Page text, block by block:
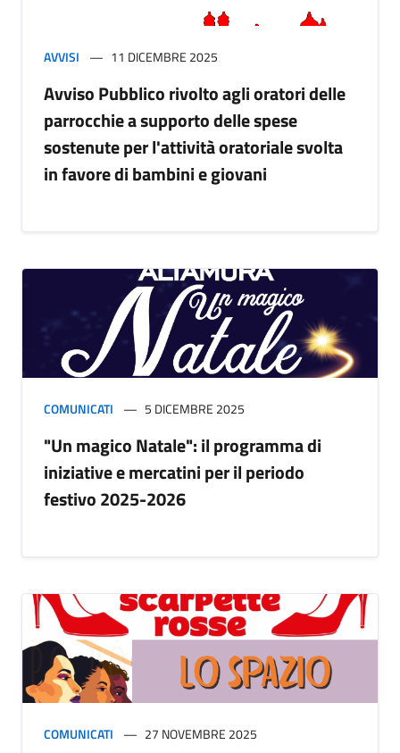
AVVISI 11 DICEMBRE 2025
Avviso Pubblico rivolto agli oratori delle
parrocchie a supporto delle spese
sostenute per l'attività oratoriale svolta
in favore di bambini e giovani
COMUNICATI 5 DICEMBRE 2025
"Un magico Natale": il programma di
iniziative e mercatini per il periodo
festivo 2025-2026
COMUNICATI 27 NOVEMBRE 2025